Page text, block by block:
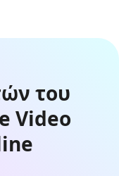
του
Video